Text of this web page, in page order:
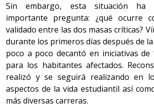
Sin embargo, esta situación ha
importante pregunta: ¿qué ocurre
validado entre las dos masas críticas?
durante los primeros días después de
poco a poco decantó en iniciativas de
para los habitantes afectados.
realizó y se seguirá realizando en
aspectos de la vida estudiantil así
más diversas carreras.